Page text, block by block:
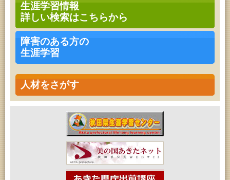
生涯学習情報
詳しい検索はこちらから
障害のある方の
生涯学習
人材をさがす